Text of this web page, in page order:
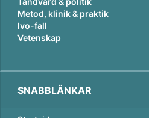
Metod, klinik & praktik
Ivo-fall
Vetenskap
SNABBLÄNKAR